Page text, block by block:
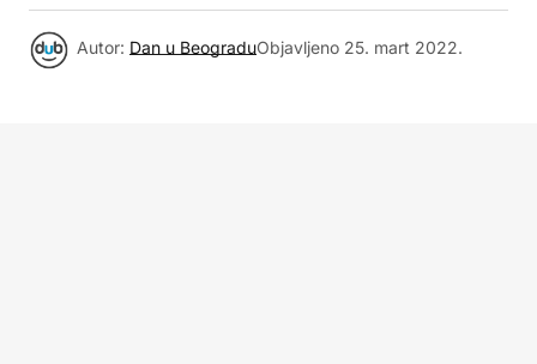
Autor: Dan u BeograduObjavljeno 25. mart 2022.